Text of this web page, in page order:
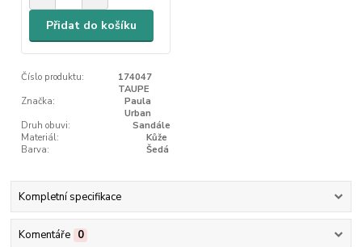
Přidat do košíku
Číslo produktu:
174047
TAUPE
Značka:
Paula
Urban
Druh obuvi:
Sandále
Materiál:
Kůže
Barva:
Šedá
Kompletní specifikace
Komentáře 0